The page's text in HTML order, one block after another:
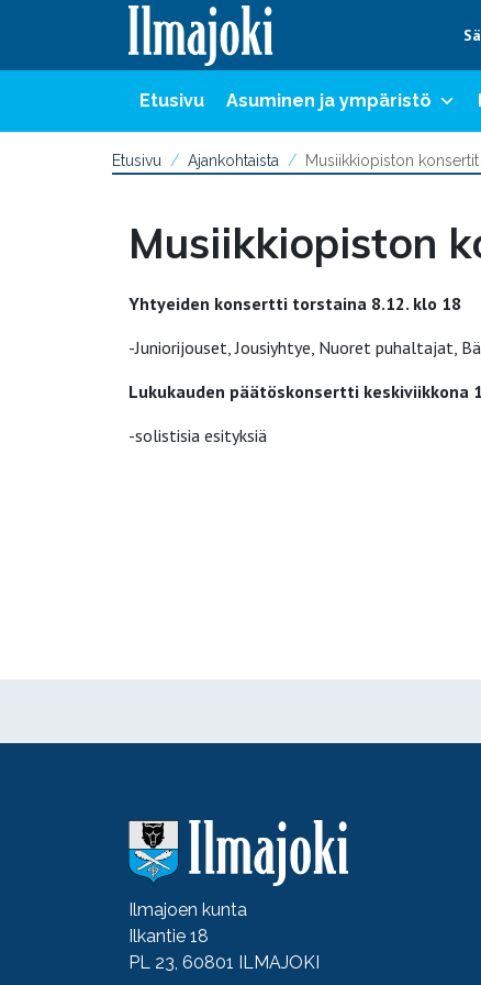
Etusivu Asuminen ja ympäristö
Etusivu Ajankohtaista Musiikkiopiston
Musiikkiopiston
Yhtyeiden konsertti torstaina 8.12. klo 18
-Juniorijouset, Jousiyhtye, Nuoret puhaltajat,
Lukukauden päätöskonsertti keskiviikkona
-solistisia esityksiä
Ilmajoen kunta
Ilkantie 18
PL 23, 60801 ILMAJOKI